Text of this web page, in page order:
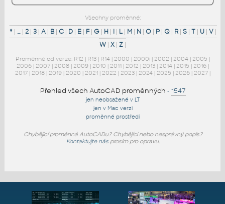
Všechny proměnné:
*| _| 2| 3| A| B| C| D| E| F| G| H | I| L| M| N| O| P| Q| R| S| T| U| V|
W | X | Z |
Proměnné od verze: R12 | R13 | R14 | 2000 | 2000i | 2002 | 2004 | 2005 |
2006 | 2007 | 2008 | 2009 | 2010 | 2011 | 2012 | 2013 | 2014 | 2015 | 2016 |
2017 | 2018 | 2019 | 2020 | 2021 | 2022 | 2023 | 2024 | 2025 | 2026 | 2027 |
Přehled všech AutoCAD proměnných - 1547
jen neobsažené v LT
jen v Mac verzi
proměnné prostředí
Chybějící proměnná AutoCADu? Chybějící nebo nesprávný popis?
Kontaktujte násprosím pro opravu.